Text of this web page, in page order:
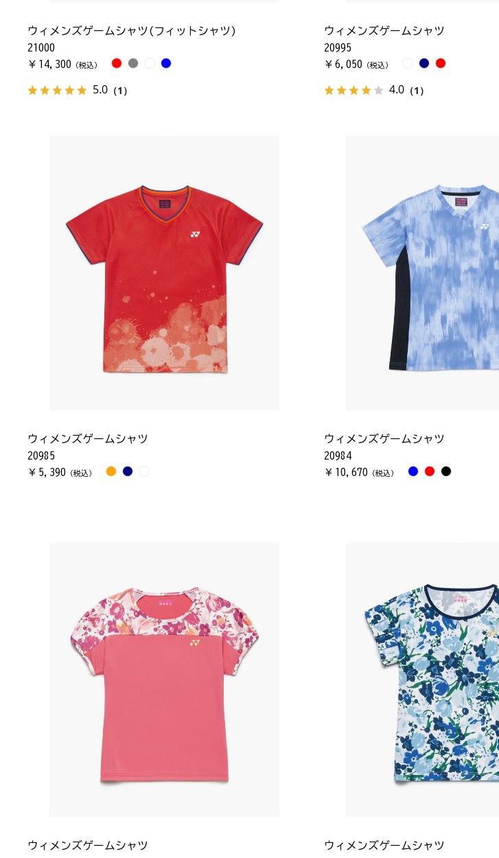
ウィメンズゲームシャツ(フィットシャツ)
21000
￥ 14,300 （税込）
5.0（1）
ウィメンズゲームシャツ
20995
￥ 6,050 （税込）
4.0 （1）
ウィメンズゲームシャツ
20985
￥ 5,390 （税込）
ウィメンズゲームシャツ
20984
￥ 10,670 （税込）
ウィメンズゲームシャツ
ウィメンズゲームシャツ